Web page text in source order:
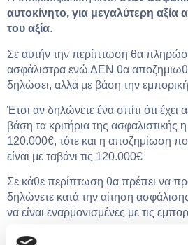
αυτοκίνητο, για μεγαλύτερη αξία
του αξία.
Σε αυτήν την περίπτωση θα
ασφάλιστρα ενώ ΔΕΝ θα
δηλώσει, αλλά με βάση την εμπορική
Έτσι αν δηλώνετε ένα σπίτι ότι
βάση τα κριτήρια της ασφαλιστικής η
120.000€, τότε και η αποζημίωση
είναι με ταβάνι τις 120.000€
Σε κάθε περίπτωση θα πρέπει να
δηλώνετε κατά την αίτηση
να είναι εναρμονισμένες με τις
Το asfaleies24 είναι δίπλα σας για